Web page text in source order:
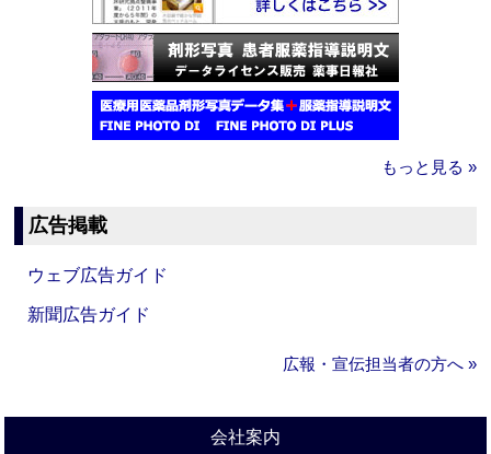
もっと見る »
広告掲載
ウェブ広告ガイド
新聞広告ガイド
広報・宣伝担当者の方へ »
会社案内